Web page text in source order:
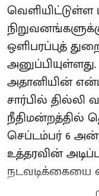
வெளியிட்டுள்ள
ஒளிபரப்புத்
அனுப்பியுள்ளது.
அதானியின்
சார்பில் தில்லி
நீதிமன்றத்தில்
செப்டம்பர் 6
உத்தரவின்
நடவடிக்கையை